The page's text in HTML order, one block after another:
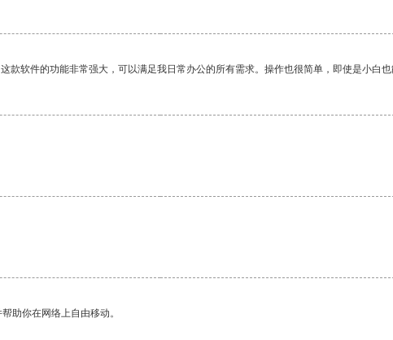
软件的功能非常强大，可以满足我日常办公的所有需求。操作也很简单，即使是小白也
助你在网络上自由移动。